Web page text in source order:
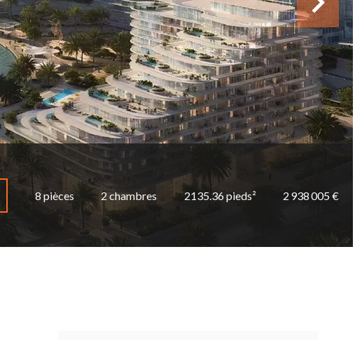
8 pièces 2 chambres 2135.36 pieds² 2 938 005 €